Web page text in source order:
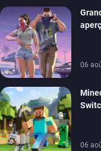
06
06